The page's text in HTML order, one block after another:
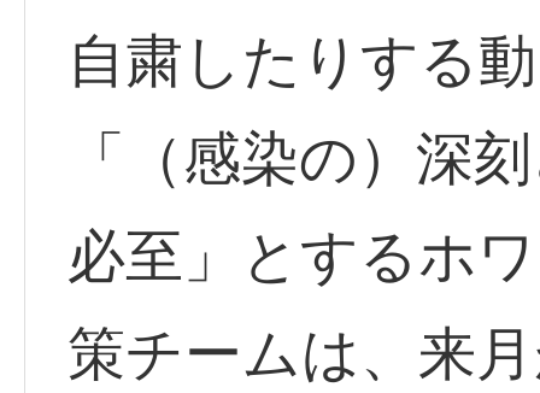
自粛したりする
「（感染の）深
必至」とするホ
策チームは、来